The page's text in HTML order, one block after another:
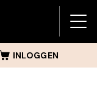
INLOGGEN